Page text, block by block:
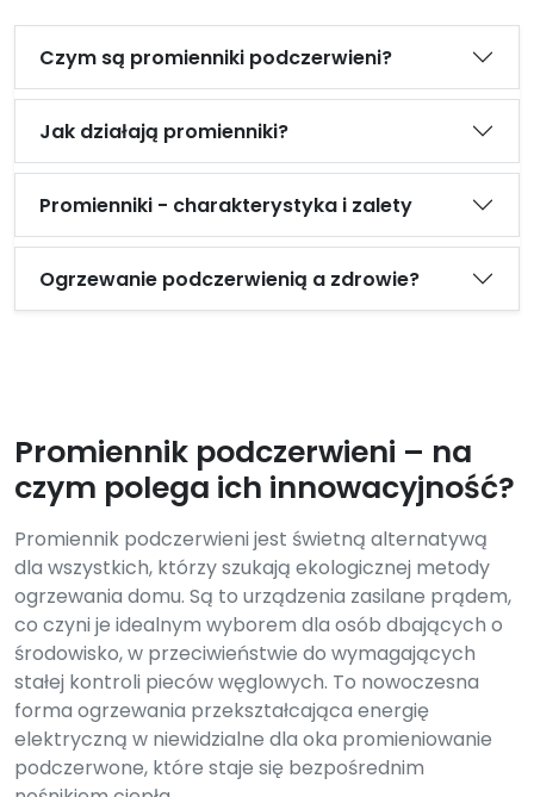
Czym są promienniki podczerwieni?
Jak działają promienniki?
Promienniki - charakterystyka i zalety
Ogrzewanie podczerwienią a zdrowie?
Promiennik podczerwieni – na
czym polega ich innowacyjność?
Promiennik podczerwieni jest świetną alternatywą
dla wszystkich, którzy szukają ekologicznej metody
ogrzewania domu. Są to urządzenia zasilane prądem,
co czyni je idealnym wyborem dla osób dbających o
środowisko, w przeciwieństwie do wymagających
stałej kontroli pieców węglowych. To nowoczesna
forma ogrzewania przekształcająca energię
elektryczną w niewidzialne dla oka promieniowanie
podczerwone, które staje się bezpośrednim